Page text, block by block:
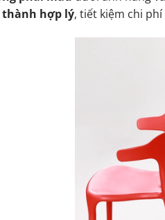
thành hợp lý, tiết kiệm chi